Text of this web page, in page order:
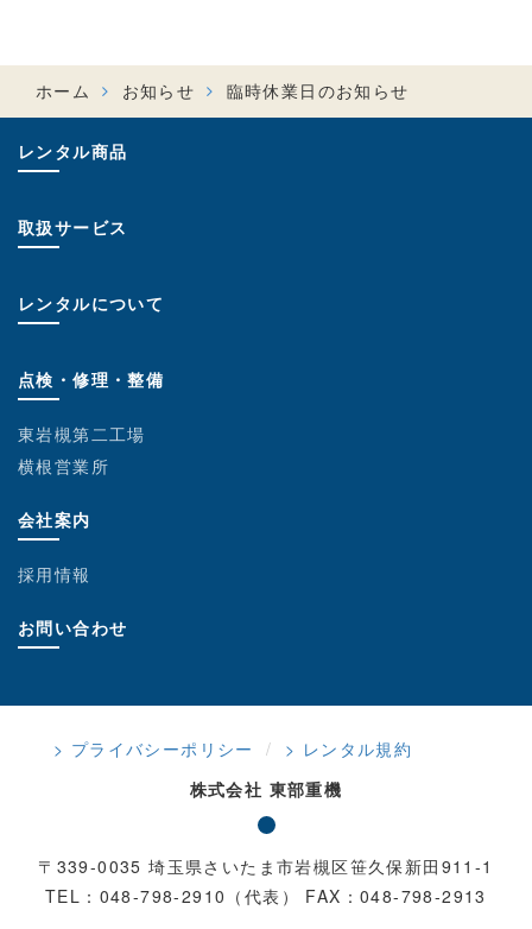
ホーム お知らせ 臨時休業日のお知らせ
レンタル商品
取扱サービス
レンタルについて
点検・修理・整備
東岩槻第二工場
横根営業所
会社案内
採用情報
お問い合わせ
> プライバシーポリシー
> レンタル規約
株式会社 東部重機
〒339-0035 埼玉県さいたま市岩槻区笹久保新田911-1
TEL：048-798-2910（代表） FAX：048-798-2913